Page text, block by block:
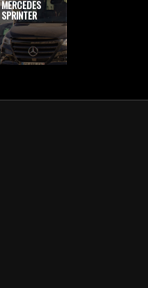
MERCEDES
SPRINTER